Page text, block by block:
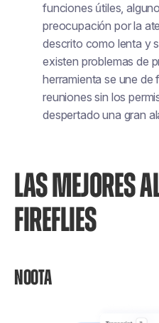
funciones útiles,
preocupación por la
descrito como lenta y
existen problemas de
herramienta se une de
reuniones sin los
despertado una gran
LAS MEJORES
FIREFLIES
NOOTA